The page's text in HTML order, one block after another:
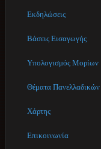
Εκδηλώσεις
Βάσεις Εισαγωγής
Υπολογισμός Μορίων
Θέματα Πανελλαδικών
Χάρτης
Επικοινωνία